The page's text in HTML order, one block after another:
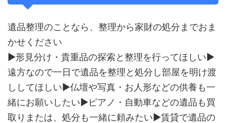
遺品整理のことなら、整理から家財の処分までおま
かせください
▶形見分け・貴重品の探索と整理を行ってほしい▶
遠方なので一日で遺品を整理と処分し部屋を明け渡
ししてほしい▶仏壇や写真・お人形などの供養も一
緒にお願いしたい▶ピアノ・自動車などの遺品も買
取りまたは、処分も一緒に頼みたい▶賃貸で遺品の